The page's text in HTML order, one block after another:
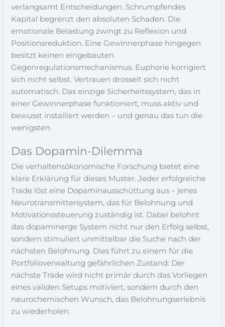
verlangsamt Entscheidungen. Schrumpfendes
Kapital begrenzt den absoluten Schaden. Die
emotionale Belastung zwingt zu Reflexion und
Positionsreduktion. Eine Gewinnerphase hingegen
besitzt keinen eingebauten
Gegenregulationsmechanismus. Euphorie korrigiert
sich nicht selbst. Vertrauen drosselt sich nicht
automatisch. Das einzige Sicherheitssystem, das in
einer Gewinnerphase funktioniert, muss aktiv und
bewusst installiert werden – und genau das tun die
wenigsten.
Das Dopamin-Dilemma
Die verhaltensökonomische Forschung bietet eine
klare Erklärung für dieses Muster. Jeder erfolgreiche
Trade löst eine Dopaminausschüttung aus – jenes
Neurotransmittersystem, das für Belohnung und
Motivationssteuerung zuständig ist. Dabei belohnt
das dopaminerge System nicht nur den Erfolg selbst,
sondern stimuliert unmittelbar die Suche nach der
nächsten Belohnung. Dies führt zu einem für die
Portfolioverwaltung gefährlichen Zustand: Der
nächste Trade wird nicht primär durch das Vorliegen
eines validen Setups motiviert, sondern durch den
neurochemischen Wunsch, das Belohnungserlebnis
zu wiederholen.